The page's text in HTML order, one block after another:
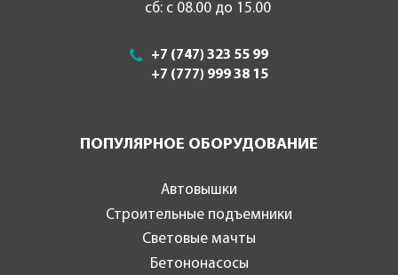
сб: с 08.00 до 15.00
+7 (747) 323 55 99
+7 (777) 999 38 15
ПОПУЛЯРНОЕ ОБОРУДОВАНИЕ
Автовышки
Строительные подъемники
Световые мачты
Бетононасосы